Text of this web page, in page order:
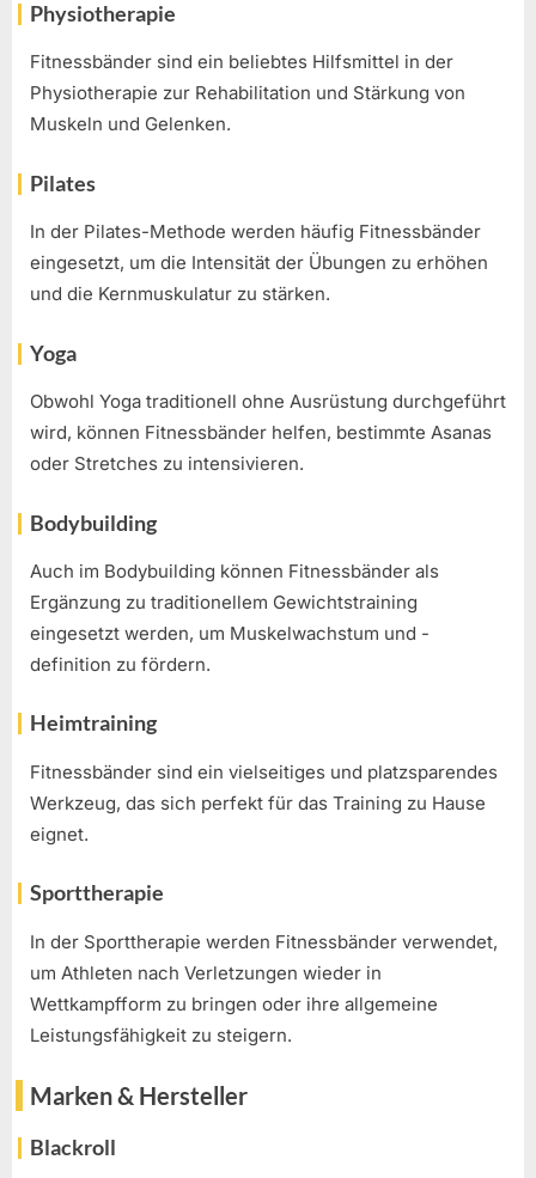
Physiotherapie
Fitnessbänder sind ein beliebtes Hilfsmittel in der
Physiotherapie zur Rehabilitation und Stärkung von
Muskeln und Gelenken.
Pilates
In der Pilates-Methode werden häufig Fitnessbänder
eingesetzt, um die Intensität der Übungen zu erhöhen
und die Kernmuskulatur zu stärken.
Yoga
Obwohl Yoga traditionell ohne Ausrüstung durchgeführt
wird, können Fitnessbänder helfen, bestimmte Asanas
oder Stretches zu intensivieren.
Bodybuilding
Auch im Bodybuilding können Fitnessbänder als
Ergänzung zu traditionellem Gewichtstraining
eingesetzt werden, um Muskelwachstum und -
definition zu fördern.
Heimtraining
Fitnessbänder sind ein vielseitiges und platzsparendes
Werkzeug, das sich perfekt für das Training zu Hause
eignet.
Sporttherapie
In der Sporttherapie werden Fitnessbänder verwendet,
um Athleten nach Verletzungen wieder in
Wettkampfform zu bringen oder ihre allgemeine
Leistungsfähigkeit zu steigern.
Marken & Hersteller
Blackroll